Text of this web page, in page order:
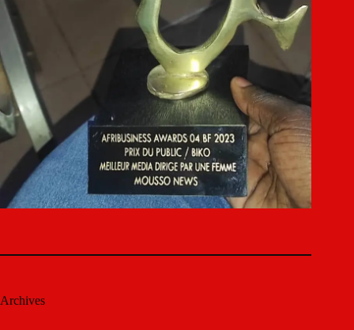
Archives